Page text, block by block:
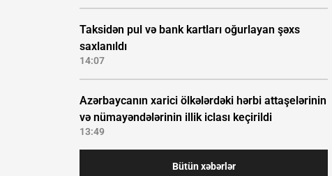
Taksidən pul və bank kartları oğurlayan şəxs
saxlanıldı
14:07
Azərbaycanın xarici ölkələrdəki hərbi attaşelərinin
və nümayəndələrinin illik iclası keçirildi
13:49
Bütün xəbərlər